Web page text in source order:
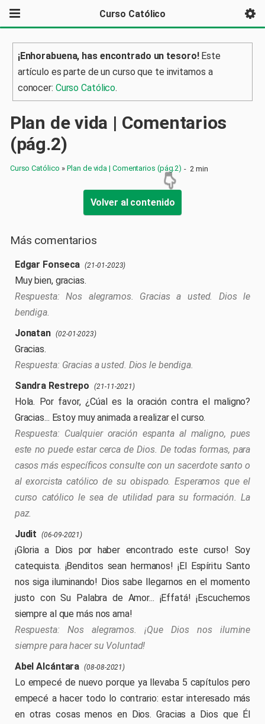
Curso Católico
¡Enhorabuena, has encontrado un tesoro!Este
artículo es parte de un curso que te invitamos a
conocer: Curso Católico.
Plan de vida | Comentarios
(pág.2)
Curso Católico »Plan de vida | Comentarios (pág.2) - 2 min
Volver al contenido
Más comentarios
Edgar Fonseca (21-01-2023)
Muy bien, gracias.
Nos alegramos. Gracias a usted. Dios le
bendiga.
Jonatan (02-01-2023)
Gracias.
Gracias a usted. Dios le bendiga.
Sandra Restrepo
(21-11-2021)
Hola. Por favor, ¿Cúal es la oración contra el maligno?
Gracias... Estoy muy animada a realizar el curso.
Cualquier oración espanta al maligno, pues
este no puede estar cerca de Dios. De todas formas, para
casos más específicos consulte con un sacerdote santo o
al exorcista católico de su obispado. Esperamos que el
curso católico le sea de utilidad para su formación. La
paz.
Judit
(06-09-2021)
¡Gloria a Dios por haber encontrado este curso! Soy
catequista. ¡Benditos sean hermanos! ¡El Espíritu Santo
nos siga iluminando! Dios sabe llegarnos en el momento
justo con Su Palabra de Amor... ¡Effatá! ¡Escuchemos
siempre al que más nos ama!
Nos alegramos. ¡Que Dios nos ilumine
siempre para hacer su Voluntad!
Abel Alcántara (08-08-2021)
Lo empecé de nuevo porque ya llevaba 5 capítulos pero
empecé a hacer todo lo contrario: estar interesado más
en otras cosas menos en Dios. Gracias a Dios que Él